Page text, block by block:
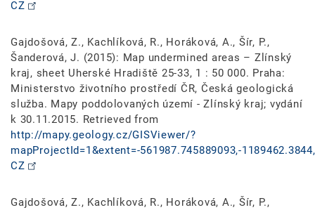
CZ
Gajdošová, Z., Kachlíková, R., Horáková, A., Šír, P.,
Šanderová, J. (2015): Map undermined areas – Zlínský
kraj, sheet Uherské Hradiště 25-33, 1 : 50 000. Praha:
Ministerstvo životního prostředí ČR, Česká geologická
služba. Mapy poddolovaných území - Zlínský kraj; vydání
k 30.11.2015. Retrieved from
http://mapy.geology.cz/GISViewer/?
mapProjectId=1&extent=-561987.745889093,-
CZ
Gajdošová, Z., Kachlíková, R., Horáková, A., Šír, P.,